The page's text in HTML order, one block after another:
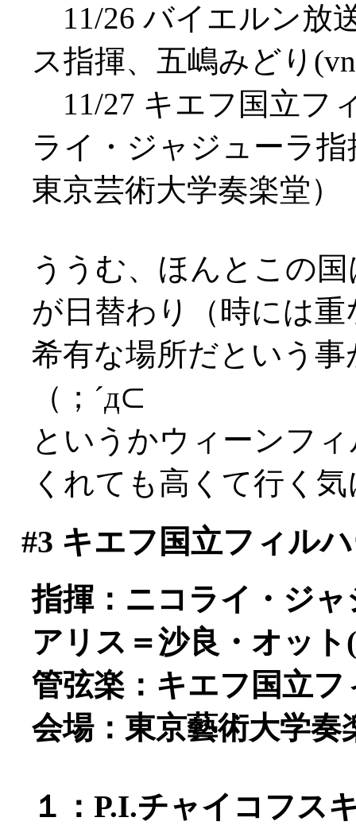
11/26 バイエルン放
ス指揮、五嶋みどり
11/27 キエフ国立フ
ライ・ジャジューラ
東京芸術大学奏楽堂）
ううむ、ほんとこの
が日替わり（時には
希有な場所だという
（；´д⊂
というかウィーンフ
くれても高くて行く
#3 キエフ国立フィル
指揮：ニコライ・ジャ
アリス＝沙良・オット
管弦楽：キエフ国立
会場：東京藝術大学奏
１：P.I.チャイコフ